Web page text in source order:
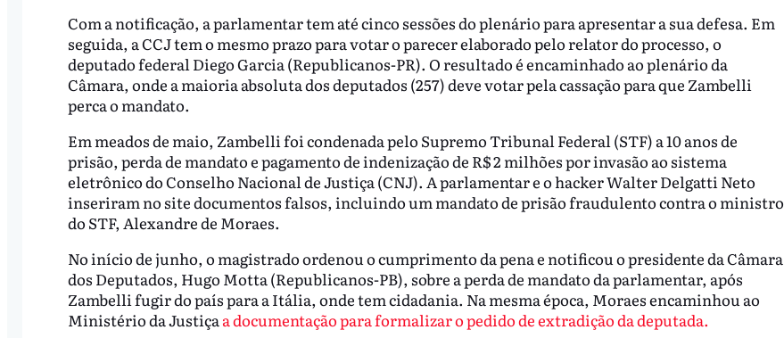
Com a notificação, a parlamentar tem até cinco sessões do plenário para apresentar a sua defesa. Em
seguida, a CCJ tem o mesmo prazo para votar o parecer elaborado pelo relator do processo, o
deputado federal Diego Garcia (Republicanos-PR). O resultado é encaminhado ao plenário da
Câmara, onde a maioria absoluta dos deputados (257) deve votar pela cassação para que Zambelli
perca o mandato.
Em meados de maio, Zambelli foi condenada pelo Supremo Tribunal Federal (STF) a 10 anos de
prisão, perda de mandato e pagamento de indenização de R$ 2 milhões por invasão ao sistema
eletrônico do Conselho Nacional de Justiça (CNJ). A parlamentar e o hacker Walter Delgatti Neto
inseriram no site documentos falsos, incluindo um mandato de prisão fraudulento contra o ministro
do STF, Alexandre de Moraes.
No início de junho, o magistrado ordenou o cumprimento da pena e notificou o presidente da Câmara
dos Deputados, Hugo Motta (Republicanos-PB), sobre a perda de mandato da parlamentar, após
Zambelli fugir do país para a Itália, onde tem cidadania. Na mesma época, Moraes encaminhou ao
Ministério da Justiça a documentação para formalizar o pedido de extradição da deputada.